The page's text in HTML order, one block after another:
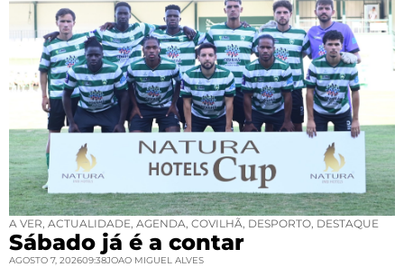
A VER ACTUALIDADE AGENDA COVILHÃ DESPORTO DESTAQUE
Sábado já é a contar
AGOSTO 7, 202609:38JOAO MIGUEL ALVES